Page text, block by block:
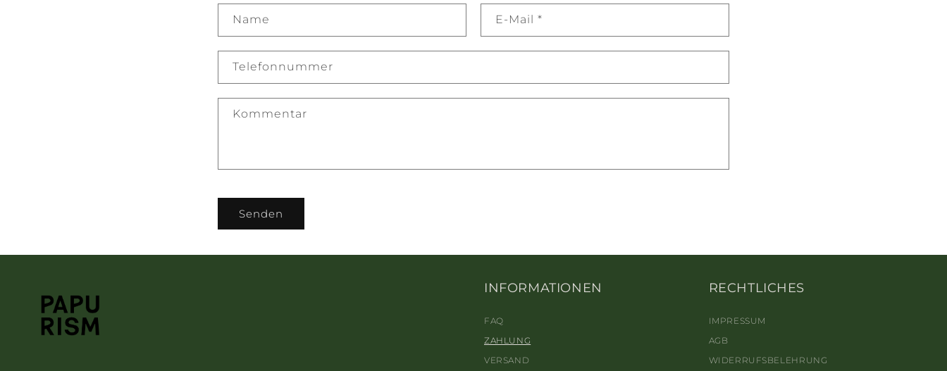
Name E-Mail *
Telefonnummer
Kommentar
Senden
INFORMATIONEN
FAQ
ZAHLUNG
VERSAND
RECHTLICHES
IMPRESSUM
AGB
WIDERRUFSBELEHRUNG